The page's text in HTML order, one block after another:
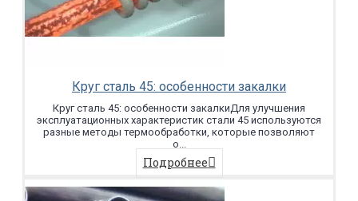
Круг сталь 45: особенности закалки
Круг сталь 45: особенности закалкиДля улучшения
эксплуатационных характеристик стали 45 используются
разные методы термообработки, которые позволяют
о...
Подробнее